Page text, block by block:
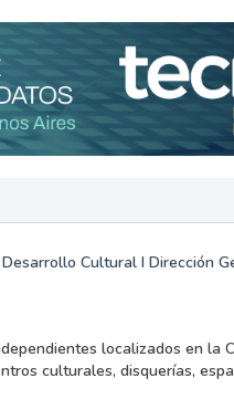
Cultural I Dirección
localizados en la
culturales, disquerías,